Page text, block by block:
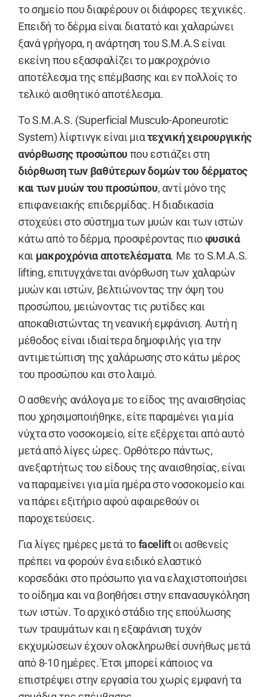
το σημείο που διαφέρουν οι διάφορες τεχνικές.
Επειδή το δέρμα είναι διατατό και χαλαρώνει
ξανά γρήγορα, η ανάρτηση του S.M.A.S είναι
εκείνη που εξασφαλίζει το μακροχρόνιο
αποτέλεσμα της επέμβασης και εν πολλοίς το
τελικό αισθητικό αποτέλεσμα.
Το S.M.A.S. (Superficial Musculo-Aponeurotic
System) λίφτινγκ είναι μιατεχνική χειρουργικής
ανόρθωσης προσώπου που εστιάζει στη
διόρθωση των βαθύτερων δομών του δέρματος
και των μυών του προσώπου, αντί μόνο της
επιφανειακής επιδερμίδας. Η διαδικασία
στοχεύει στο σύστημα των μυών και των ιστών
κάτω από το δέρμα, προσφέροντας πιοφυσικά
και μακροχρόνια αποτελέσματα. Με το S.M.A.S.
lifting, επιτυγχάνεται ανόρθωση των χαλαρών
μυών και ιστών, βελτιώνοντας την όψη του
προσώπου, μειώνοντας τις ρυτίδες και
αποκαθιστώντας τη νεανική εμφάνιση. Αυτή η
μέθοδος είναι ιδιαίτερα δημοφιλής για την
αντιμετώπιση της χαλάρωσης στο κάτω μέρος
του προσώπου και στο λαιμό.
Ο ασθενής ανάλογα με το είδος της αναισθησίας
που χρησιμοποιήθηκε, είτε παραμένει για μία
νύχτα στο νοσοκομείο, είτε εξέρχεται από αυτό
μετά από λίγες ώρες. Ορθότερο πάντως,
ανεξαρτήτως του είδους της αναισθησίας, είναι
να παραμείνει για μία ημέρα στο νοσοκομείο και
να πάρει εξιτήριο αφού αφαιρεθούν οι
παροχετεύσεις.
Για λίγες ημέρες μετά τοfaceliftοι ασθενείς
πρέπει να φορούν ένα ειδικό ελαστικό
κορσεδάκι στο πρόσωπο για να ελαχιστοποιήσει
το οίδημα και να βοηθήσει στην επανασυγκόληση
των ιστών. Το αρχικό στάδιο της επούλωσης
των τραυμάτων και η εξαφάνιση τυχόν
εκχυμώσεων έχουν ολοκληρωθεί συνήθως μετά
από 8-10 ημέρες. Έτσι μπορεί κάποιος να
επιστρέψει στην εργασία του χωρίς εμφανή τα